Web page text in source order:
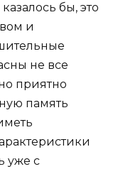
бы, это
и
не все
приятно
память
уже с